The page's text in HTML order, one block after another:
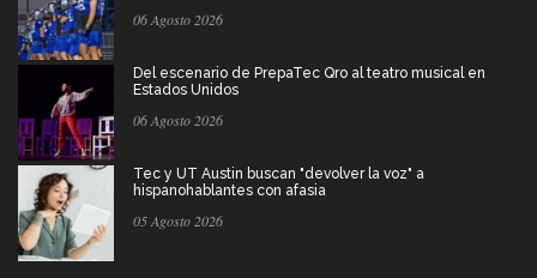
06 Agosto 2026
Del escenario de PrepaTec Qro al teatro musical en
Estados Unidos
06 Agosto 2026
Tec y UT Austin buscan "devolver la voz" a
hispanohablantes con afasia
05 Agosto 2026